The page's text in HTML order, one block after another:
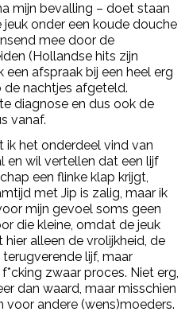
mijn bevalling – doet staan
jeuk onder een koude douche
mee door de
(Hollandse hits zijn
afspraak bij een heel erg
nachtjes afgeteld.
diagnose en dus ook de
vanaf.
het onderdeel vind van
en wil vertellen dat een lijf
een flinke klap krijgt,
met Jip is zalig, maar ik
mijn gevoel soms geen
die kleine, omdat de jeuk
alleen de vrolijkheid, de
lijf, maar
zwaar proces. Niet erg,
dan waard, maar misschien
voor andere (wens)moeders.